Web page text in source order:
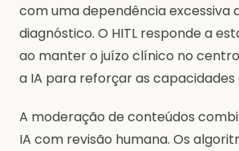
com uma dependência excessiva
diagnóstico. O HITL responde a
ao manter o juízo clínico no
a IA para reforçar as capacidades
A moderação de conteúdos
IA com revisão humana. Os